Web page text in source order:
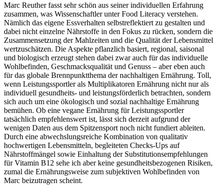
Marc Reuther fasst sehr schön aus seiner individuellen Erfahrung
zusammen, was Wissenschaftler unter Food Literacy verstehen.
Nämlich das eigene Essverhalten selbstreflektiert zu gestalten und
dabei nicht einzelne Nährstoffe in den Fokus zu rücken, sondern die
Zusammensetzung der Mahlzeiten und die Qualität der Lebensmittel
wertzuschätzen. Die Aspekte pflanzlich basiert, regional, saisonal
und biologisch erzeugt stehen dabei zwar auch für das individuelle
Wohlbefinden, Geschmacksqualität und Genuss – aber eben auch
für das globale Brennpunktthema der nachhaltigen Ernährung. Toll,
wenn Leistungssportler als Multiplikatoren Ernährung nicht nur als
individuell gesundheits- und leistungsförderlich betrachten, sondern
sich auch um eine ökologisch und sozial nachhaltige Ernährung
bemühen. Ob eine vegane Ernährung für Leistungssportler
tatsächlich empfehlenswert ist, lässt sich derzeit aufgrund der
wenigen Daten aus dem Spitzensport noch nicht fundiert ableiten.
Durch eine abwechslungsreiche Kombination von qualitativ
hochwertigen Lebensmitteln, begleiteten Checks-Ups auf
Nährstoffmängel sowie Einhaltung der Substitutionsempfehlungen
für Vitamin B12 sehe ich aber keine gesundheitsbezogenen Risiken,
zumal die Ernährungsweise zum subjektiven Wohlbefinden von
Marc beizutragen scheint.